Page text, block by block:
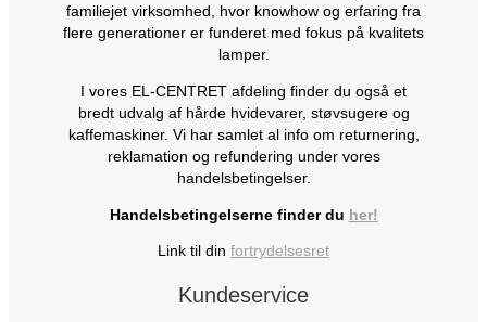
familiejet virksomhed, hvor knowhow og erfaring fra
flere generationer er funderet med fokus på kvalitets
lamper.
I vores EL-CENTRET afdeling finder du også et
bredt udvalg af hårde hvidevarer, støvsugere og
kaffemaskiner. Vi har samlet al info om returnering,
reklamation og refundering under vores
handelsbetingelser.
Handelsbetingelserne finder du her!
Link til din fortrydelsesret
Kundeservice